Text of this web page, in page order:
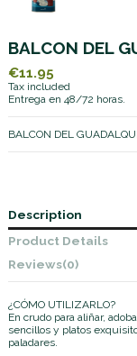
BALCON DEL
€11.95
Tax included
Entrega en 48/72 horas.
BALCON DEL
Description
Product Details
Reviews(0)
¿CÓMO UTILIZARLO?
En crudo para aliñar,
sencillos y platos
paladares.